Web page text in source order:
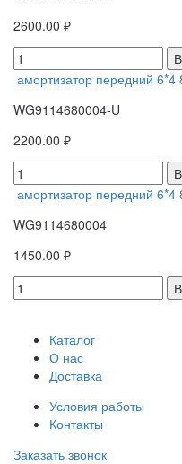
2600.00 ₽
амортизатор передний 6*4
WG9114680004-U
2200.00 ₽
амортизатор передний 6*4
WG9114680004
1450.00 ₽
Каталог
О нас
Доставка
Условия работы
Контакты
Заказать звонок